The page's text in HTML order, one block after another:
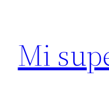
contenido
Mi